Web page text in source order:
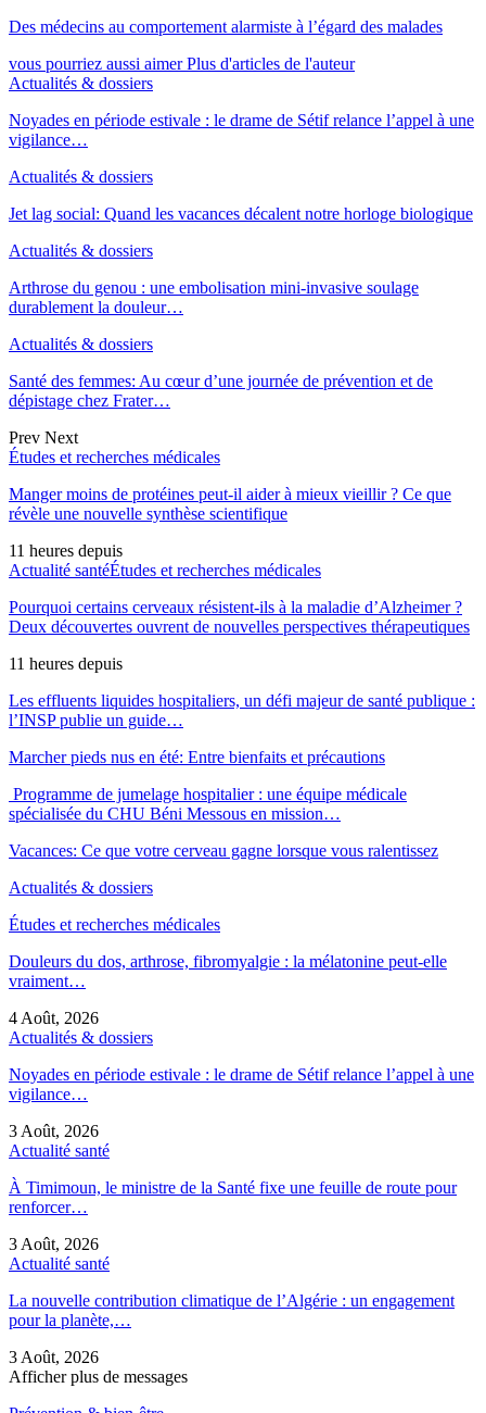
Des médecins au comportement alarmiste à l’égard des malades
vous pourriez aussi aimer Plus d'articles de l'auteur
Actualités & dossiers
Noyades en période estivale : le drame de Sétif relance l’appel à une
vigilance…
Actualités & dossiers
Jet lag social: Quand les vacances décalent notre horloge biologique
Actualités & dossiers
Arthrose du genou : une embolisation mini-invasive soulage
durablement la douleur…
Actualités & dossiers
Santé des femmes: Au cœur d’une journée de prévention et de
dépistage chez Frater…
Prev Next
Études et recherches médicales
Manger moins de protéines peut-il aider à mieux vieillir ? Ce que
révèle une nouvelle synthèse scientifique
11 heures depuis
Actualité santéÉtudes et recherches médicales
Pourquoi certains cerveaux résistent-ils à la maladie d’Alzheimer ?
Deux découvertes ouvrent de nouvelles perspectives thérapeutiques
11 heures depuis
Les effluents liquides hospitaliers, un défi majeur de santé publique :
l’INSP publie un guide…
Marcher pieds nus en été: Entre bienfaits et précautions
Programme de jumelage hospitalier : une équipe médicale
spécialisée du CHU Béni Messous en mission…
Vacances: Ce que votre cerveau gagne lorsque vous ralentissez
Actualités & dossiers
Études et recherches médicales
Douleurs du dos, arthrose, fibromyalgie : la mélatonine peut-elle
vraiment…
4 Août, 2026
Actualités & dossiers
Noyades en période estivale : le drame de Sétif relance l’appel à une
vigilance…
3 Août, 2026
Actualité santé
À Timimoun, le ministre de la Santé fixe une feuille de route pour
renforcer…
3 Août, 2026
Actualité santé
La nouvelle contribution climatique de l’Algérie : un engagement
pour la planète,…
3 Août, 2026
Afficher plus de messages